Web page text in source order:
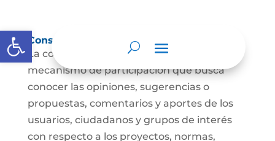
Abrir barra de herramientas
Consulta ciudadana
La consulta a la ciudadanía es un
mecanismo de participación que busca
conocer las opiniones, sugerencias o
propuestas, comentarios y aportes de los
usuarios, ciudadanos y grupos de interés
con respecto a los proyectos, normas,